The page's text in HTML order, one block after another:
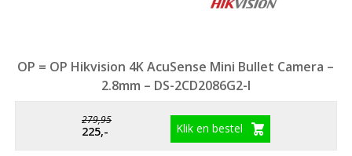
OP = OP Hikvision 4K AcuSense Mini Bullet Camera –
2.8mm – DS-2CD2086G2-I
225,-
279,95
Klik en bestel